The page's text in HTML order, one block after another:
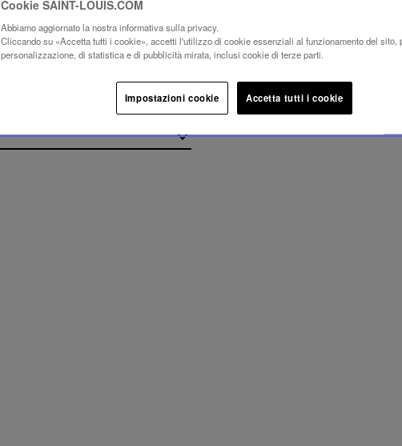
Cookie SAINT-LOUIS.COM
Abbiamo aggiornato la nostra informativa sulla privacy.
Cliccando su «Accetta tutti i cookie», accetti l'utilizzo di cookie essenziali al funzionamento del sito,
personalizzazione, di statistica e di pubblicità mirata, inclusi cookie di terze parti.
Impostazioni cookie Accetta tutti i cookie